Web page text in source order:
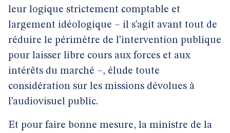
leur logique strictement comptable et
largement idéologique – il s’agit avant tout de
réduire le périmètre de l’intervention publique
pour laisser libre cours aux forces et aux
intérêts du marché –, élude toute
considération sur les missions dévolues à
l’audiovisuel public.
Et pour faire bonne mesure, la ministre de la